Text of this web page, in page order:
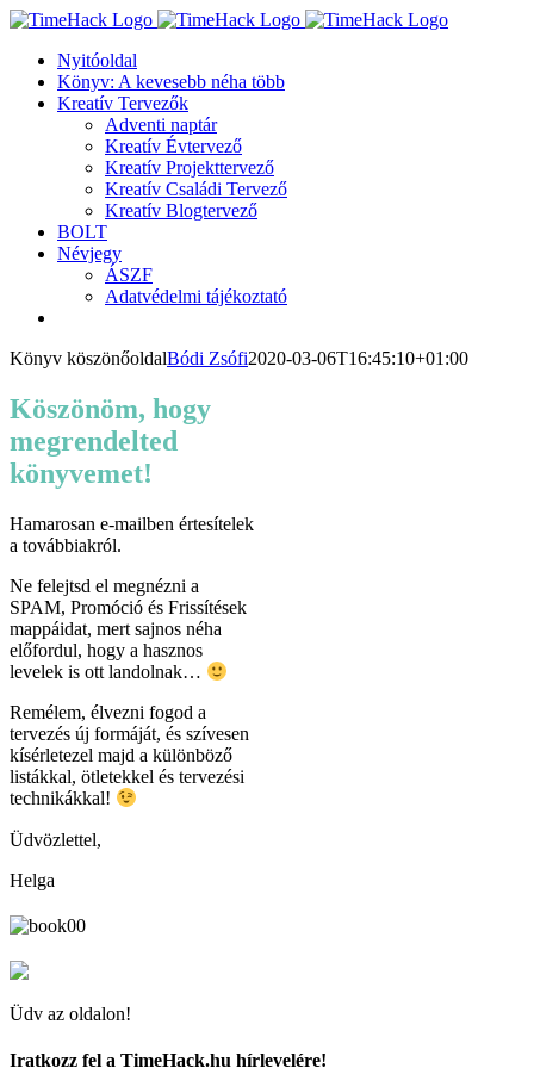
Kihagyás
Nyitóoldal
Könyv: A kevesebb néha több
Kreatív Tervezők
Adventi naptár
Kreatív Évtervező
Kreatív Projekttervező
Kreatív Családi Tervező
Kreatív Blogtervező
BOLT
Névjegy
ÁSZF
Adatvédelmi tájékoztató
Könyv köszönőoldalBódi Zsófi2020-03-06T16:45:10+01:00
Köszönöm, hogy
megrendelted
könyvemet!
Hamarosan e-mailben értesítelek
a továbbiakról.
Ne felejtsd el megnézni a
SPAM, Promóció és Frissítések
mappáidat, mert sajnos néha
előfordul, hogy a hasznos
levelek is ott landolnak…
Remélem, élvezni fogod a
tervezés új formáját, és szívesen
kísérletezel majd a különböző
listákkal, ötletekkel és tervezési
technikákkal!
Üdvözlettel,
Helga
Üdv az oldalon!
Iratkozz fel a TimeHack.hu hírlevelére!